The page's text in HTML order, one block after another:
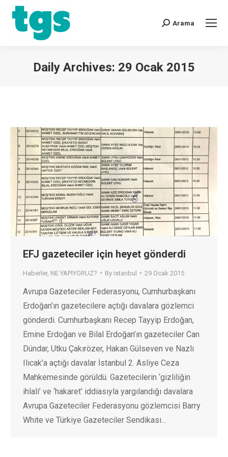
Arama
Daily Archives: 29 Ocak 2015
EFJ gazeteciler için heyet gönderdi
Haberler, NE YAPIYORUZ? By istanbul 29 Ocak 2015
Avrupa Gazeteciler Federasyonu, Cumhurbaşkanı
Erdoğan’ın gazetecilere açtığı davalara gözlemci
gönderdi. Cumhurbaşkanı Recep Tayyip Erdoğan,
Emine Erdoğan ve Bilal Erdoğan’ın gazeteciler Can
Dündar, Utku Çakırözer, Hakan Gülseven ve Nazlı
Ilıcak’a açtığı davalar İstanbul 2. Asliye Ceza
Mahkemesinde görüldü. Gazetecilerin ‘gizliliğin
ihlali’ ve ‘hakaret’ iddiasıyla yargılandığı davalara
Avrupa Gazeteciler Federasyonu gözlemcisi Barry
White ve Türkiye Gazeteciler Sendikası…